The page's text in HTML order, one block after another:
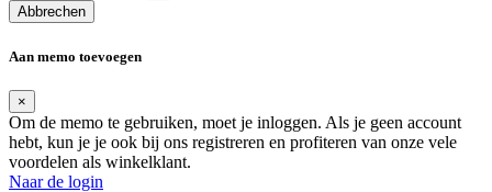
Abbrechen
Aan memo toevoegen
×
Om de memo te gebruiken, moet je inloggen. Als je geen account
hebt, kun je je ook bij ons registreren en profiteren van onze vele
voordelen als winkelklant.
Naar de login